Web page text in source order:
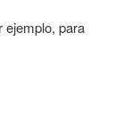
ejemplo, para